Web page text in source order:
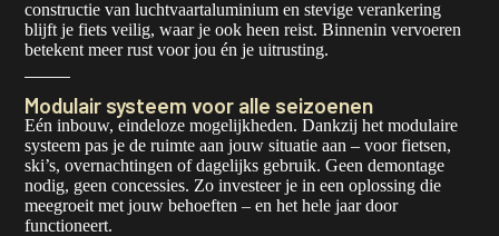
constructie van luchtvaartaluminium en stevige verankering
blijft je fiets veilig, waar je ook heen reist. Binnenin vervoeren
betekent meer rust voor jou én je uitrusting.
Modulair systeem voor alle seizoenen
Eén inbouw, eindeloze mogelijkheden. Dankzij het modulaire
systeem pas je de ruimte aan jouw situatie aan – voor fietsen,
ski’s, overnachtingen of dagelijks gebruik. Geen demontage
nodig, geen concessies. Zo investeer je in een oplossing die
meegroeit met jouw behoeften – en het hele jaar door
functioneert.